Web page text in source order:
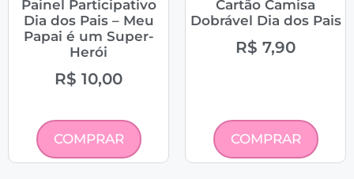
Painel Participativo
Dia dos Pais – Meu
Papai é um Super-
Herói
R$ 10,00
COMPRAR
Cartão Camisa
Dobrável Dia dos Pais
R$ 7,90
COMPRAR